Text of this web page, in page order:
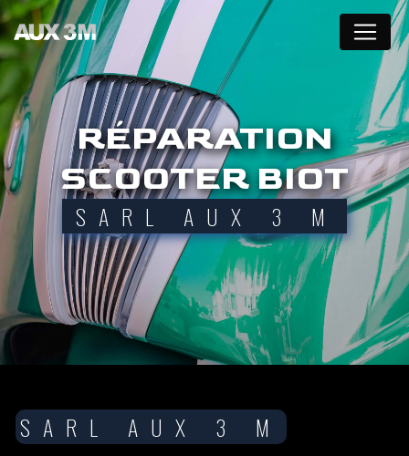
RÉPARATION
SCOOTER BIOT
SARL AUX 3 M
SARL AUX 3 M
Panneau de gestion des cookies